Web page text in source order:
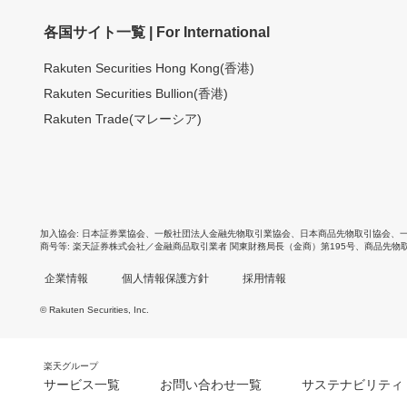
各国サイト一覧 | For International
Rakuten Securities Hong Kong(香港)
Rakuten Securities Bullion(香港)
Rakuten Trade(マレーシア)
加入協会 日本証券業協会 一般社団法人金融先物取引業協会 日本商品先物取引協会
商号等 楽天証券株式会社／金融商品取引業者 関東財務局長（金商）第195号、商品先物
企業情報 個人情報保護方針 採用情報
© Rakuten Securities, Inc.
楽天グループ
サービス一覧 お問い合わせ一覧 サステナビリティ